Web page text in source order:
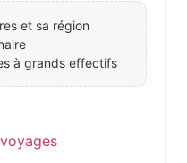
et sa région
à grands effectifs